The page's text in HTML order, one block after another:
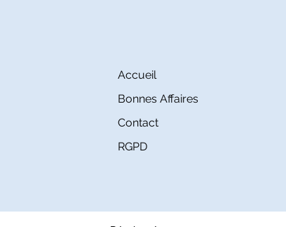
Accueil
Bonnes Affaires
Contact
RGPD